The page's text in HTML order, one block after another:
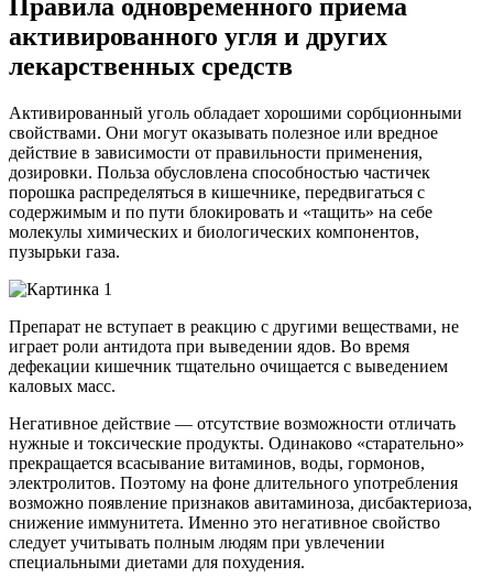
Правила одновременного приема
активированного угля и других
лекарственных средств
Активированный уголь обладает хорошими сорбционными
свойствами. Они могут оказывать полезное или вредное
действие в зависимости от правильности применения,
дозировки. Польза обусловлена способностью частичек
порошка распределяться в кишечнике, передвигаться с
содержимым и по пути блокировать и «тащить» на себе
молекулы химических и биологических компонентов,
пузырьки газа.
Препарат не вступает в реакцию с другими веществами, не
играет роли антидота при выведении ядов. Во время
дефекации кишечник тщательно очищается с выведением
каловых масс.
Негативное действие — отсутствие возможности отличать
нужные и токсические продукты. Одинаково «старательно»
прекращается всасывание витаминов, воды, гормонов,
электролитов. Поэтому на фоне длительного употребления
возможно появление признаков авитаминоза, дисбактериоза,
снижение иммунитета. Именно это негативное свойство
следует учитывать полным людям при увлечении
специальными диетами для похудения.